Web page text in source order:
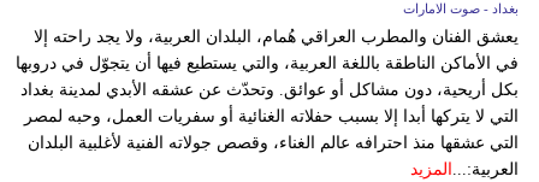
بغداد - صوت الامارات
يعشق الفنان والمطرب العراقي هُمام، البلدان العربية، ولا يجد راحته إلا
في الأماكن الناطقة باللغة العربية، والتي يستطيع فيها أن يتجوّل في دروبها
بكل أريحية، دون مشاكل أو عوائق. وتحدّث عن عشقه الأبدي لمدينة بغداد
التي لا يتركها أبدا إلا بسبب حفلاته الغنائية أو سفريات العمل، وحبه لمصر
التي عشقها منذ احترافه عالم الغناء، وقصص جولاته الفنية لأغلبية البلدان
العربية:... المزيد